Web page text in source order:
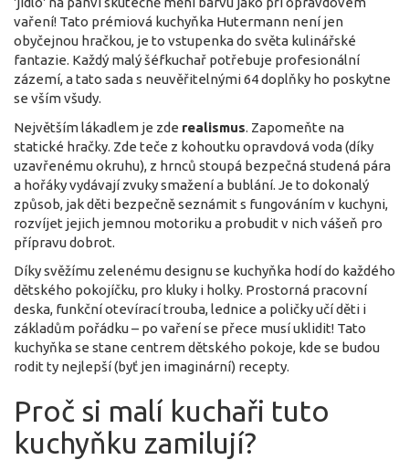
vaření! Tato prémiová kuchyňka Hutermann není jen
obyčejnou hračkou, je to vstupenka do světa kulinářské
fantazie. Každý malý šéfkuchař potřebuje profesionální
zázemí, a tato sada s neuvěřitelnými 64 doplňky ho poskytne
se vším všudy.
Největším lákadlem je zde realismus. Zapomeňte na
statické hračky. Zde teče z kohoutku opravdová voda (díky
uzavřenému okruhu), z hrnců stoupá bezpečná studená pára
a hořáky vydávají zvuky smažení a bublání. Je to dokonalý
způsob, jak děti bezpečně seznámit s fungováním v kuchyni,
rozvíjet jejich jemnou motoriku a probudit v nich vášeň pro
přípravu dobrot.
Díky svěžímu zelenému designu se kuchyňka hodí do každého
dětského pokojíčku, pro kluky i holky. Prostorná pracovní
deska, funkční otevírací trouba, lednice a poličky učí děti i
základům pořádku – po vaření se přece musí uklidit! Tato
kuchyňka se stane centrem dětského pokoje, kde se budou
rodit ty nejlepší (byť jen imaginární) recepty.
Proč si malí kuchaři tuto
kuchyňku zamilují?